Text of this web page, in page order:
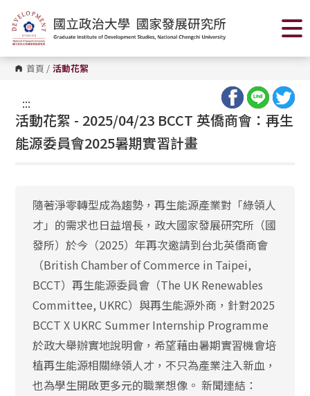
到
主
要
內
容
區 首頁 / 活動花絮
:::
活動花絮 - 2025/04/23 BCCT 英僑商會：再生
能源委員會2025暑期實習計畫
隨著淨零轉型成為趨勢，再生能源產業對「綠領人
才」的需求也日益增長，政大國家發展研究所（國
發所）於今（2025）年再次邀請到台北英僑商會
（British Chamber of Commerce in Taipei,
BCCT）再生能源委員會（The UK Renewables
Committee, UKRC）與再生能源外商，針對2025
BCCT X UKRC Summer Internship Programme
於政大舉辦實地說明會，希望藉由暑期實習機會培
植再生能源相關綠領人才，不只為產業注入新血，
也為學生開啟更多元的職業想像。 新聞連結：